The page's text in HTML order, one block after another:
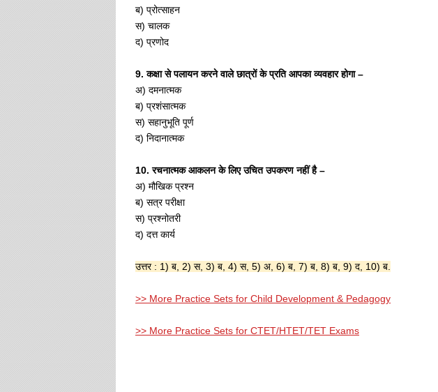
ब) प्रोत्साहन
स) चालक
द) प्रणोद
9. कक्षा से पलायन करने वाले छात्रों के प्रति आपका व्यवहार होगा –
अ) दमनात्मक
ब) प्रशंसात्मक
स) सहानुभूति पूर्ण
द) निदानात्मक
10. रचनात्मक आकलन के लिए उचित उपकरण नहीं है –
अ) मौखिक प्रश्न
ब) सत्र परीक्षा
स) प्रश्नोतरी
द) दत्त कार्य
उत्तर : 1) ब, 2) स, 3) ब, 4) स, 5) अ, 6) ब, 7) ब, 8) ब, 9) द, 10) ब.
>> More Practice Sets for Child Development & Pedagogy
>> More Practice Sets for CTET/HTET/TET Exams